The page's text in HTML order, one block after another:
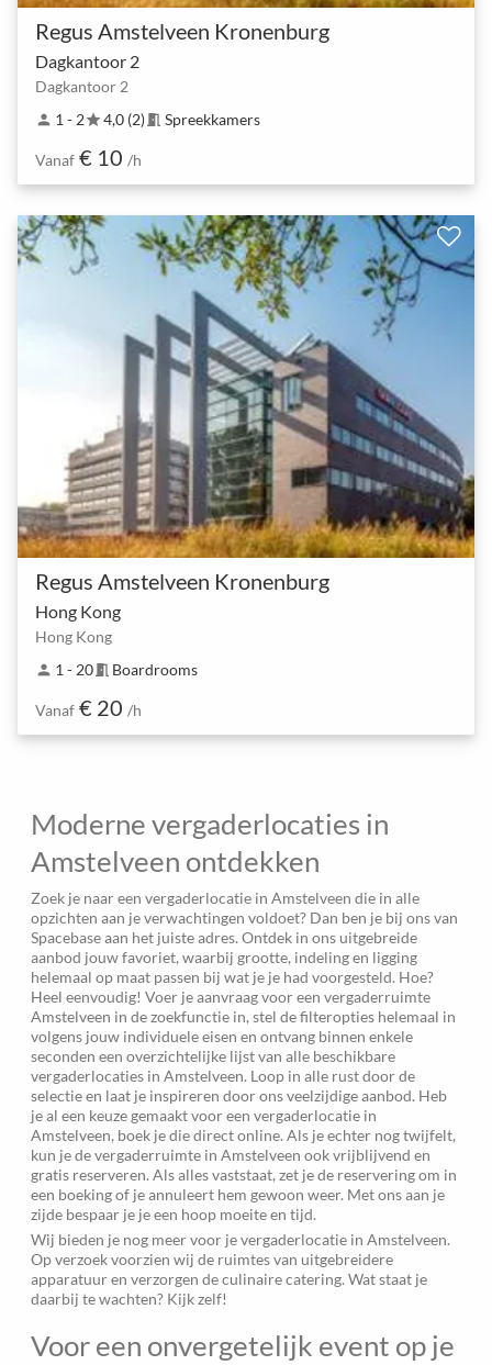
Regus Amstelveen Kronenburg
Dagkantoor 2
Dagkantoor 2
person 1 - 2star4,0 (2) meeting_room Spreekkamers
Vanaf € 10 /h
Regus Amstelveen Kronenburg
Hong Kong
Hong Kong
person 1 - 20meeting_room Boardrooms
Vanaf € 20 /h
Moderne vergaderlocaties in
Amstelveen ontdekken
Zoek je naar een vergaderlocatie in Amstelveen die in alle
opzichten aan je verwachtingen voldoet? Dan ben je bij ons van
Spacebase aan het juiste adres. Ontdek in ons uitgebreide
aanbod jouw favoriet, waarbij grootte, indeling en ligging
helemaal op maat passen bij wat je je had voorgesteld. Hoe?
Heel eenvoudig! Voer je aanvraag voor een vergaderruimte
Amstelveen in de zoekfunctie in, stel de filteropties helemaal in
volgens jouw individuele eisen en ontvang binnen enkele
seconden een overzichtelijke lijst van alle beschikbare
vergaderlocaties in Amstelveen. Loop in alle rust door de
selectie en laat je inspireren door ons veelzijdige aanbod. Heb
je al een keuze gemaakt voor een vergaderlocatie in
Amstelveen, boek je die direct online. Als je echter nog twijfelt,
kun je de vergaderruimte in Amstelveen ook vrijblijvend en
gratis reserveren. Als alles vaststaat, zet je de reservering om in
een boeking of je annuleert hem gewoon weer. Met ons aan je
zijde bespaar je je een hoop moeite en tijd.
Wij bieden je nog meer voor je vergaderlocatie in Amstelveen.
Op verzoek voorzien wij de ruimtes van uitgebreidere
apparatuur en verzorgen de culinaire catering. Wat staat je
daarbij te wachten? Kijk zelf!
Voor een onvergetelijk event op je